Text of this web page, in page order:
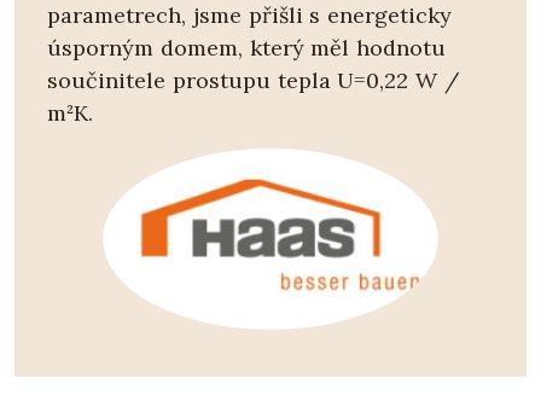
parametrech, jsme přišli s energeticky
úsporným domem, který měl hodnotu
součinitele prostupu tepla U=0,22 W /
m²K.